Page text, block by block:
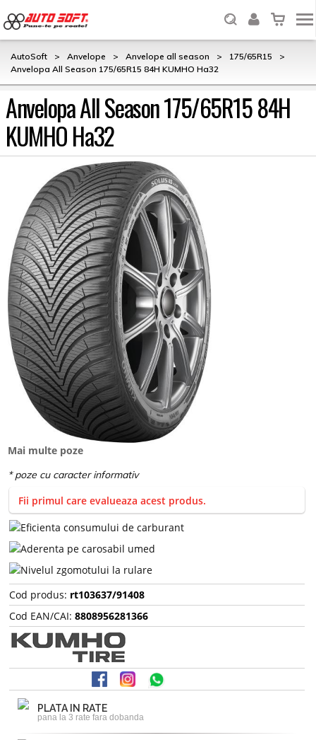
AutoSoft > Anvelope > Anvelope all season > 175/65R15
>
Anvelopa All Season 175/65R15 84H KUMHO Ha32
Anvelopa All Season 175/65R15 84H
KUMHO Ha32
Mai multe poze
Fii primul care evalueaza acest produs.
Cod produs: rt103637/91408
Cod EAN/CAI: 8808956281366
PLATA IN RATE
pana la 3 rate fara dobanda